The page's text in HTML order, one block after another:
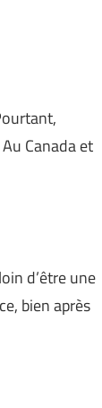
Canada et
d’être une
bien après